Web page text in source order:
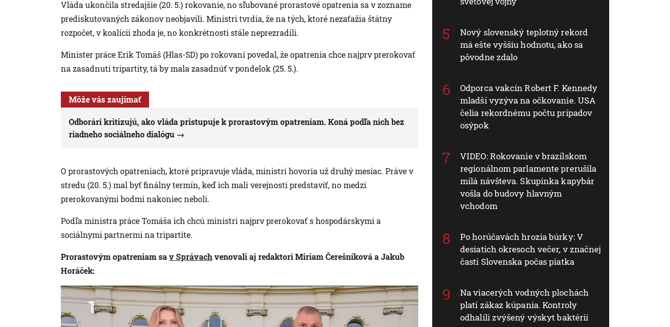
Vláda ukončila stredajšie (20. 5.) rokovanie, no sľubované prorastové opatrenia sa v zozname
prediskutovaných zákonov neobjavili. Ministri tvrdia, že na tých, ktoré nezaťažia štátny
rozpočet, v koalícii zhoda je, no konkrétnosti stále neprezradili.
Minister práce Erik Tomáš (Hlas-SD) po rokovaní povedal, že opatrenia chce najprv prerokovať
na zasadnutí tripartity, tá by mala zasadnúť v pondelok (25. 5.).
Môže vás zaujímať
Odborári kritizujú, ako vláda pristupuje k prorastovým opatreniam. Koná podľa nich bez
riadneho sociálneho dialógu
O prorastových opatreniach, ktoré pripravuje vláda, ministri hovoria už druhý mesiac. Práve v
stredu (20. 5.) mal byť finálny termín, keď ich mali verejnosti predstaviť, no medzi
prerokovanými bodmi nakoniec neboli.
Podľa ministra práce Tomáša ich chcú ministri najprv prerokovať s hospodárskymi a
sociálnymi partnermi na tripartite.
Prorastovým opatreniam sav Správachvenovali aj redaktori Miriam Čerešníková a Jakub
Horáček:
Nový slovenský teplotný rekord
má ešte vyššiu hodnotu, ako sa
pôvodne zdalo
Odporca vakcín Robert F. Kennedy
mladší vyzýva na očkovanie. USA
čelia rekordnému počtu prípadov
osýpok
VIDEO: Rokovanie v brazílskom
regionálnom parlamente prerušila
milá návšteva. Skupinka kapybár
vošla do budovy hlavným
vchodom
Po horúčavách hrozia búrky: V
desiatich okresoch večer, v značnej
časti Slovenska počas piatka
Na viacerých vodných plochách
platí zákaz kúpania. Kontroly
odhalili zvýšený výskyt baktérií